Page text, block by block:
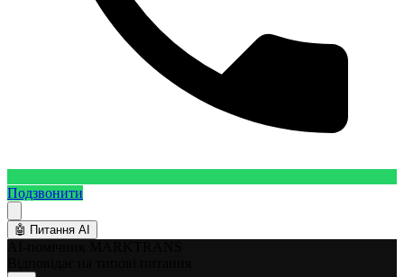
Подзвонити
🤖 Питання AI